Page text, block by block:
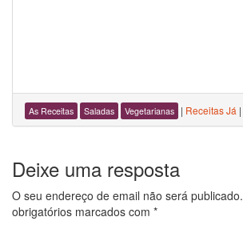
As Receitas Saladas Vegetarianas | Receitas Já |
Deixe uma resposta
O seu endereço de email não será publicado.
obrigatórios marcados com *